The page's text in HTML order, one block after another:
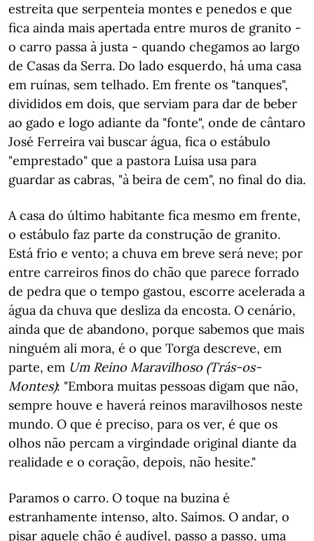
estreita que serpenteia montes e penedos e que
fica ainda mais apertada entre muros de granito -
o carro passa à justa - quando chegamos ao largo
de Casas da Serra. Do lado esquerdo, há uma casa
em ruínas, sem telhado. Em frente os "tanques",
divididos em dois, que serviam para dar de beber
ao gado e logo adiante da "fonte", onde de cântaro
José Ferreira vai buscar água, fica o estábulo
"emprestado" que a pastora Luísa usa para
guardar as cabras, "à beira de cem", no final do dia.
A casa do último habitante fica mesmo em frente,
o estábulo faz parte da construção de granito.
Está frio e vento; a chuva em breve será neve; por
entre carreiros finos do chão que parece forrado
de pedra que o tempo gastou, escorre acelerada a
água da chuva que desliza da encosta. O cenário,
ainda que de abandono, porque sabemos que mais
ninguém ali mora, é o que Torga descreve, em
parte, em Um Reino Maravilhoso (Trás-os-
Montes): "Embora muitas pessoas digam que não,
sempre houve e haverá reinos maravilhosos neste
mundo. O que é preciso, para os ver, é que os
olhos não percam a virgindade original diante da
realidade e o coração, depois, não hesite."
Paramos o carro. O toque na buzina é
estranhamente intenso, alto. Saímos. O andar, o
pisar aquele chão é audível, passo a passo, uma